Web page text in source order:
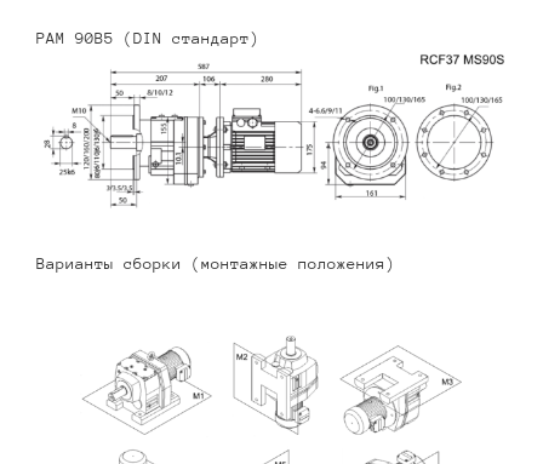
PAM 90B5 (DIN стандарт)
Варианты сборки (монтажные положения)